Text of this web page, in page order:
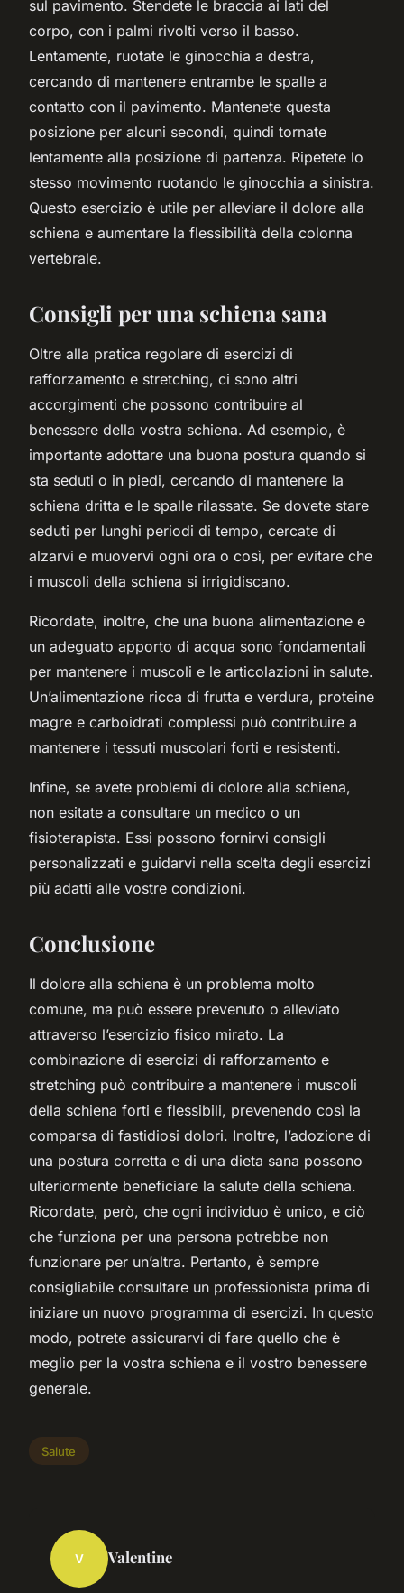
sul pavimento. Stendete le braccia ai lati del
corpo, con i palmi rivolti verso il basso.
Lentamente, ruotate le ginocchia a destra,
cercando di mantenere entrambe le spalle a
contatto con il pavimento. Mantenete questa
posizione per alcuni secondi, quindi tornate
lentamente alla posizione di partenza. Ripetete lo
stesso movimento ruotando le ginocchia a sinistra.
Questo esercizio è utile per alleviare il dolore alla
schiena e aumentare la flessibilità della colonna
vertebrale.
Consigli per una schiena sana
Oltre alla pratica regolare di esercizi di
rafforzamento e stretching, ci sono altri
accorgimenti che possono contribuire al
benessere della vostra schiena. Ad esempio, è
importante adottare una buona postura quando si
sta seduti o in piedi, cercando di mantenere la
schiena dritta e le spalle rilassate. Se dovete stare
seduti per lunghi periodi di tempo, cercate di
alzarvi e muovervi ogni ora o così, per evitare che
i muscoli della schiena si irrigidiscano.
Ricordate, inoltre, che una buona alimentazione e
un adeguato apporto di acqua sono fondamentali
per mantenere i muscoli e le articolazioni in salute.
Un’alimentazione ricca di frutta e verdura, proteine
magre e carboidrati complessi può contribuire a
mantenere i tessuti muscolari forti e resistenti.
Infine, se avete problemi di dolore alla schiena,
non esitate a consultare un medico o un
fisioterapista. Essi possono fornirvi consigli
personalizzati e guidarvi nella scelta degli esercizi
più adatti alle vostre condizioni.
Conclusione
Il dolore alla schiena è un problema molto
comune, ma può essere prevenuto o alleviato
attraverso l’esercizio fisico mirato. La
combinazione di esercizi di rafforzamento e
stretching può contribuire a mantenere i muscoli
della schiena forti e flessibili, prevenendo così la
comparsa di fastidiosi dolori. Inoltre, l’adozione di
una postura corretta e di una dieta sana possono
ulteriormente beneficiare la salute della schiena.
Ricordate, però, che ogni individuo è unico, e ciò
che funziona per una persona potrebbe non
funzionare per un’altra. Pertanto, è sempre
consigliabile consultare un professionista prima di
iniziare un nuovo programma di esercizi. In questo
modo, potrete assicurarvi di fare quello che è
meglio per la vostra schiena e il vostro benessere
generale.
Salute
V Valentine